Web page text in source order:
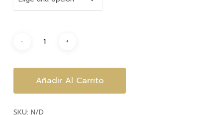
Añadir Al Carrito
SKU: N/D